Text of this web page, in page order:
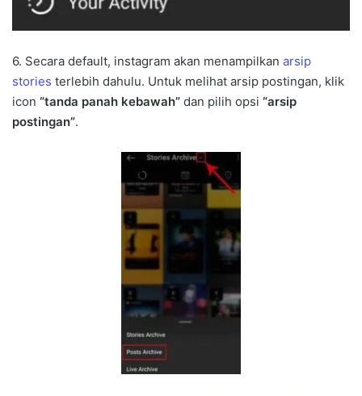
6. Secara default, instagram akan menampilkan arsip
stories terlebih dahulu. Untuk melihat arsip postingan, klik
icon “tanda panah kebawah” dan pilih opsi “arsip
postingan”.